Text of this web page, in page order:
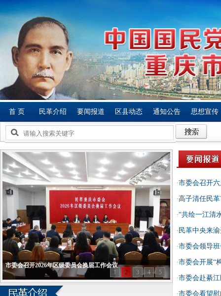
首 页 民革介绍 要闻报道 区县动态 通知公告 思想宣传
市委会召开2026年区级委员会换届工作会议
1
2 3 4 5
·市委会召开
·高子清任民
·“共绘一江清
· 民革中央来
·市委会领导
·市委会开展“
·市委会赴綦
·市委会看望